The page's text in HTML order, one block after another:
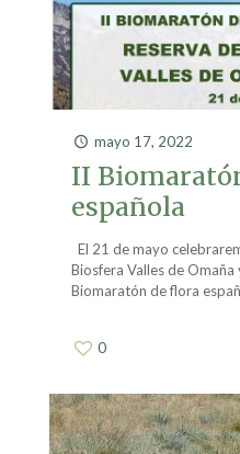
mayo 17, 2022
II
española
El 21 de mayo
Biosfera Valles de Omaña
Biomaratón de flora
0